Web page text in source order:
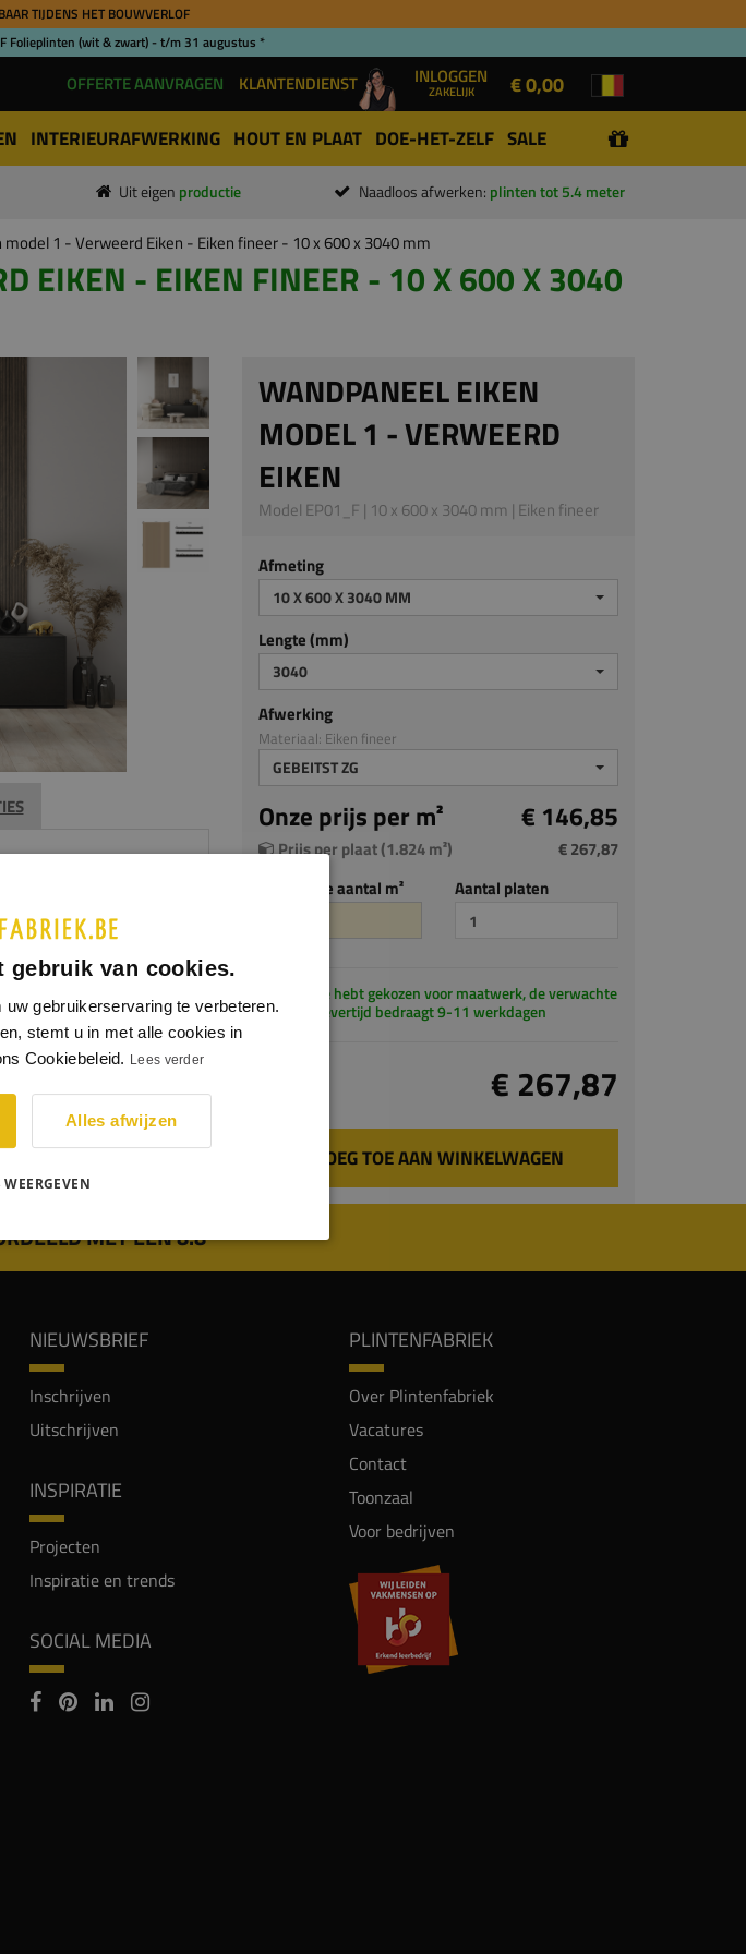
TIJDENS HET BOUWVERLOF
Folieplinten (wit & zwart) - t/m 31 augustus *
OFFERTE AANVRAGEN KLANTENDIENST INLOGGEN
ZAKELIJK € 0,00
INTERIEURAFWERKING HOUT EN PLAAT DOE-HET-ZELF SALE
Uit eigen productie Naadloos afwerken: plinten tot 5.4 meter
1 - Verweerd Eiken - Eiken fineer - 10 x 600 x 3040 mm
EIKEN - EIKEN FINEER - 10 X 600 X 3040
0,6mm authentiek
verlijmd op een
kern. Deze MDF plaat
werkplaats voorzien
WANDPANEEL EIKEN
MODEL 1 - VERWEERD
EIKEN
Model EP01_F | 10 x 600 x 3040 mm | Eiken fineer
Afmeting
10 X 600 X 3040 MM
Lengte (mm)
3040
Afwerking
Materiaal: Eiken fineer
GEBEITST ZG
Onze prijs per m² € 146,85
Prijs per plaat (1.824 m²)
€ 267,87
Benodigde aantal m²
Aantal platen
Je hebt gekozen voor maatwerk, de verwachte
levertijd bedraagt 9-11 werkdagen
€ 267,87
VOEG TOE AAN WINKELWAGEN
MET EEN 8.8
NIEUWSBRIEF
Inschrijven
Uitschrijven
INSPIRATIE
Projecten
Inspiratie en trends
SOCIAL MEDIA
PLINTENFABRIEK
Over Plintenfabriek
Vacatures
Contact
Toonzaal
Voor bedrijven
gebruik van cookies.
gebruikerservaring te verbeteren.
stemt u in met alle cookies in
Cookiebeleid. Lees verder
Alles afwijzen